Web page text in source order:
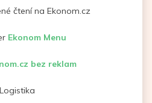
čtení na Ekonom.cz
Ekonom Menu
bez reklam